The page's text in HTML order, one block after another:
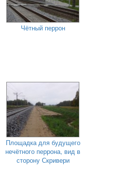
Чётный перрон
Площадка для будущего
нечётного перрона, вид в
сторону Скривери